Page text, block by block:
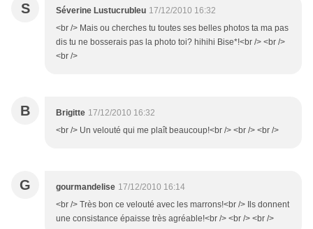
S Séverine Lustucrubleu 17/12/2010 16:32
<br /> Mais ou cherches tu toutes ses belles photos ta ma pas
dis tu ne bosserais pas la photo toi? hihihi Bise*!<br /> <br />
<br />
B Brigitte 17/12/2010 16:32
<br /> Un velouté qui me plaît beaucoup!<br /> <br /> <br />
G gourmandelise 17/12/2010 16:14
<br /> Très bon ce velouté avec les marrons!<br /> Ils donnent
une consistance épaisse très agréable!<br /> <br /> <br />